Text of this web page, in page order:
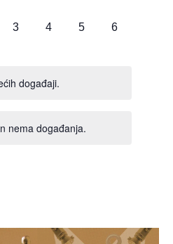
0
3
0
4
0
5
0
6
događaji.
nema događanja.